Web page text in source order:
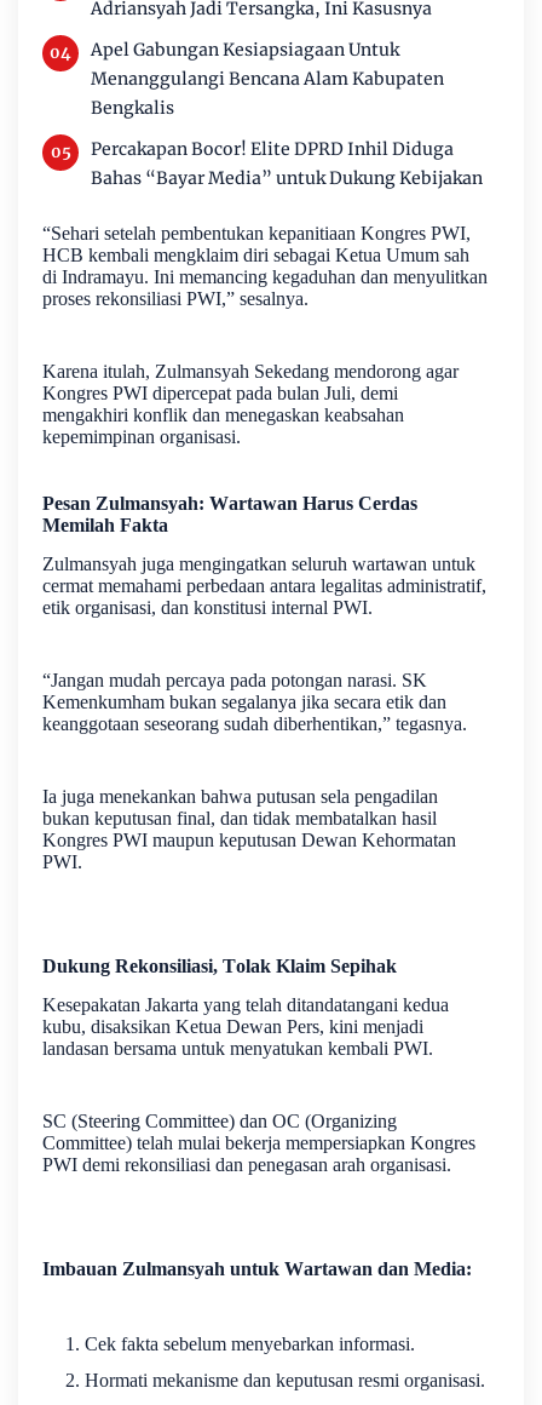
Adriansyah Jadi Tersangka, Ini Kasusnya
Apel Gabungan Kesiapsiagaan Untuk
Menanggulangi Bencana Alam Kabupaten
Bengkalis
Percakapan Bocor! Elite DPRD Inhil Diduga
Bahas “Bayar Media” untuk Dukung Kebijakan
“Sehari setelah pembentukan kepanitiaan Kongres PWI,
HCB kembali mengklaim diri sebagai Ketua Umum sah
di Indramayu. Ini memancing kegaduhan dan menyulitkan
proses rekonsiliasi PWI,” sesalnya.
Karena itulah, Zulmansyah Sekedang mendorong agar
Kongres PWI dipercepat pada bulan Juli, demi
mengakhiri konflik dan menegaskan keabsahan
kepemimpinan organisasi.
Pesan Zulmansyah: Wartawan Harus Cerdas
Memilah Fakta
Zulmansyah juga mengingatkan seluruh wartawan untuk
cermat memahami perbedaan antara legalitas administratif,
etik organisasi, dan konstitusi internal PWI.
“Jangan mudah percaya pada potongan narasi. SK
Kemenkumham bukan segalanya jika secara etik dan
keanggotaan seseorang sudah diberhentikan,” tegasnya.
Ia juga menekankan bahwa putusan sela pengadilan
bukan keputusan final, dan tidak membatalkan hasil
Kongres PWI maupun keputusan Dewan Kehormatan
PWI.
Dukung Rekonsiliasi, Tolak Klaim Sepihak
Kesepakatan Jakarta yang telah ditandatangani kedua
kubu, disaksikan Ketua Dewan Pers, kini menjadi
landasan bersama untuk menyatukan kembali PWI.
SC (Steering Committee) dan OC (Organizing
Committee) telah mulai bekerja mempersiapkan Kongres
PWI demi rekonsiliasi dan penegasan arah organisasi.
Imbauan Zulmansyah untuk Wartawan dan Media:
Cek fakta sebelum menyebarkan informasi.
Hormati mekanisme dan keputusan resmi organisasi.